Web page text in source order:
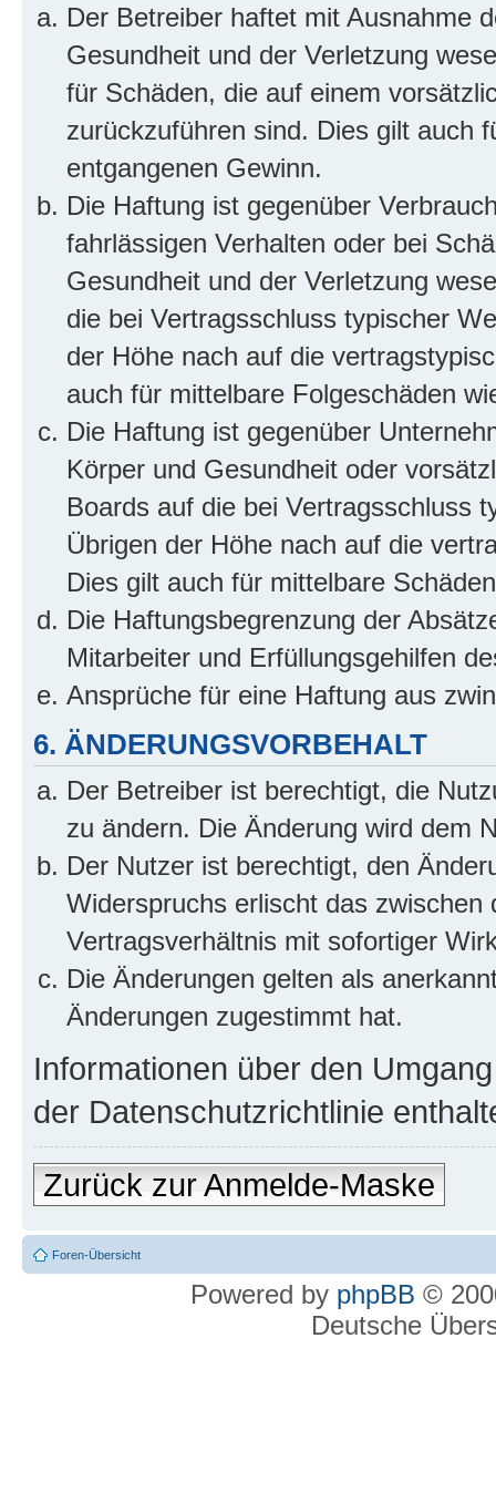
Der Betreiber haftet mit Ausnahme
Gesundheit und der Verletzung
für Schäden, die auf einem
zurückzuführen sind. Dies gilt auch
entgangenen Gewinn.
Die Haftung ist gegenüber
fahrlässigen Verhalten oder bei
Gesundheit und der Verletzung
die bei Vertragsschluss typischer
der Höhe nach auf die
auch für mittelbare Folgeschäden
Die Haftung ist gegenüber
Körper und Gesundheit oder
Boards auf die bei Vertragsschluss
Übrigen der Höhe nach auf die
Dies gilt auch für mittelbare
Die Haftungsbegrenzung der
Mitarbeiter und Erfüllungsgehilfen
Ansprüche für eine Haftung aus
6. ÄNDERUNGSVORBEHALT
Der Betreiber ist berechtigt, die
zu ändern. Die Änderung wird dem
Der Nutzer ist berechtigt, den
Widerspruchs erlischt das
Vertragsverhältnis mit sofortiger
Die Änderungen gelten als
Änderungen zugestimmt hat.
Informationen über den
der Datenschutzrichtlinie
Zurück zur Anmelde-Maske
Foren-Übersicht
Powered by phpBB ©
Deutsche